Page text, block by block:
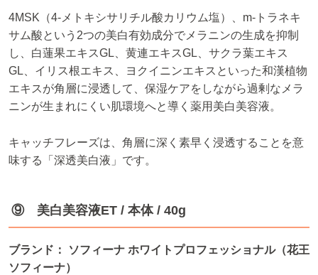
4MSK（4-メトキシサリチル酸カリウム塩）、m-トラネキ
サム酸という2つの美白有効成分でメラニンの生成を抑制
し、白蓮果エキスGL、黄連エキスGL、サクラ葉エキス
GL、イリス根エキス、ヨクイニンエキスといった和漢植物
エキスが角層に浸透して、保湿ケアをしながら過剰なメラ
ニンが生まれにくい肌環境へと導く薬用美白美容液。
キャッチフレーズは、角層に深く素早く浸透することを意
味する「深透美白液」です。
⑨ 美白美容液ET / 本体 / 40g
ブランド： ソフィーナ ホワイトプロフェッショナル（花王
ソフィーナ）